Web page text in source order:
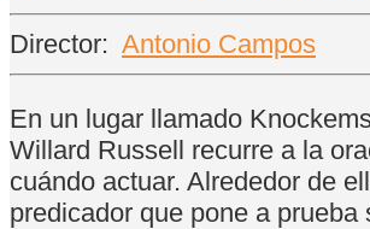
Director: Antonio Campos
En un lugar llamado
Willard Russell recurre a la
cuándo actuar. Alrededor de
predicador que pone a